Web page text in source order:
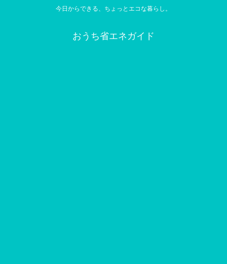
今日からできる、ちょっとエコな暮らし。
おうち省エネガイド